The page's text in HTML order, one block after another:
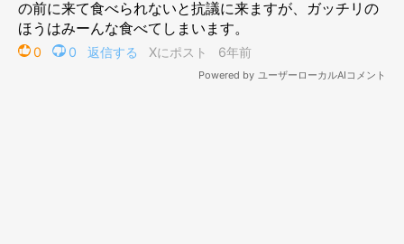
じーっとこちらを見つめながら「これじゃない！」と訴えてきま
した（笑）